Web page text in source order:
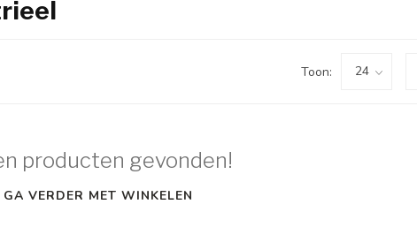
Toon:
producten gevonden!
GA VERDER MET WINKELEN